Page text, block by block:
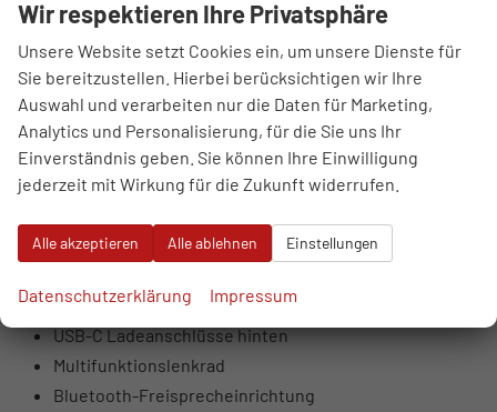
Elektrische Lendenwirbelstütze Fahrerseite
Oberschenkelauflage Fahrerseite
Luftausströmer hinten
Brillenfach
Automatisch abblendender Innenspiegel
10,25" digitales Kombiinstrument
DAB+ Digitalradio
Hochtöner vorne (insgesamt 6 Lautsprecher)
Laden)
USB-C Ladeanschlüsse hinten
Multifunktionslenkrad
Bluetooth-Freisprecheinrichtung
Wir respektieren Ihre Privatsphäre
Unsere Website setzt Cookies ein, um unsere Dienste für
Sie bereitzustellen. Hierbei berücksichtigen wir Ihre
Auswahl und verarbeiten nur die Daten für Marketing,
Analytics und Personalisierung, für die Sie uns Ihr
Einverständnis geben. Sie können Ihre Einwilligung
jederzeit mit Wirkung für die Zukunft widerrufen.
Alle akzeptieren Alle ablehnen Einstellungen
Datenschutzerklärung Impressum